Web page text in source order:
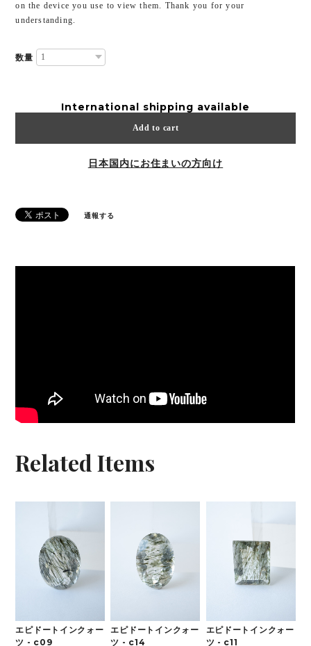
on the device you use to view them. Thank you for your
understanding.
数量
International shipping available
Add to cart
日本国内にお住まいの方向け
通報する
Related Items
エピドートインクォー
ツ - c09
エピドートインクォー
ツ - c14
エピドートインクォー
ツ - c11